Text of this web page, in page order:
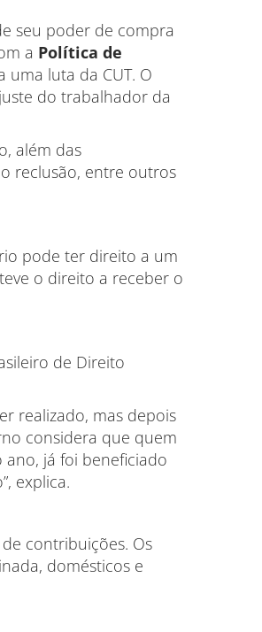
seu poder de compra
a Política de
luta da CUT. O
do trabalhador da
além das
reclusão, entre outros
pode ter direito a um
o direito a receber o
de Direito
realizado, mas depois
considera que quem
já foi beneficiado
explica.
contribuições. Os
domésticos e